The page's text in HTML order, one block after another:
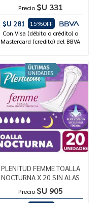
Precio $U 331
$U 281
15%OFF
Con Visa (débito o crédito) o
Mastercard (credito) del BBVA
PLENITUD FEMME TOALLA
NOCTURNA X 20 SIN ALAS
Precio $U 905